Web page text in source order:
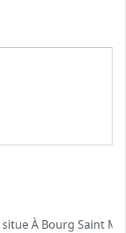
À Bourg Saint